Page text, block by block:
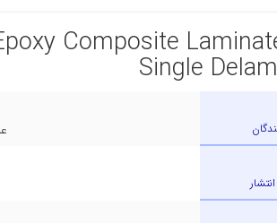
Composite
Single